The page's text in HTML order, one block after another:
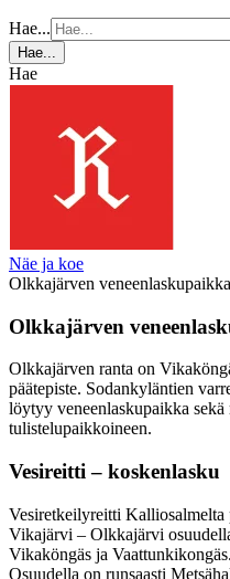
Hae...
Hae...
Hae
Näe ja koe
Olkkajärven veneenlaskupaikka
Olkkajärven
Olkkajärven ranta on
päätepiste. Sodankyläntien
löytyy veneenlaskupaikka
tulistelupaikkoineen.
Vesireitti – koskenlasku
Vesiretkeilyreitti Kalliosalmelta
Vikajärvi – Olkkajärvi
Vikaköngäs ja Vaattunkikongäs.
Osuudella on runsaasti